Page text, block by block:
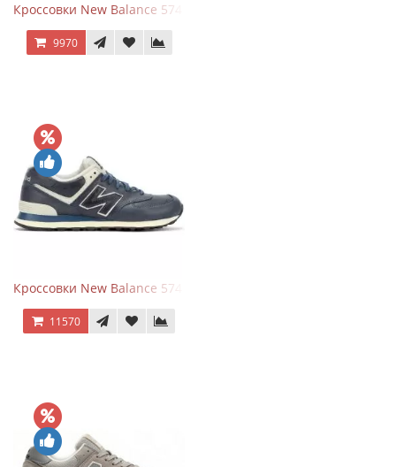
Кроссовки New Balance 574 Classic Blue Grey
9970
Кроссовки New Balance 574 Classic Blue White Leather
11570